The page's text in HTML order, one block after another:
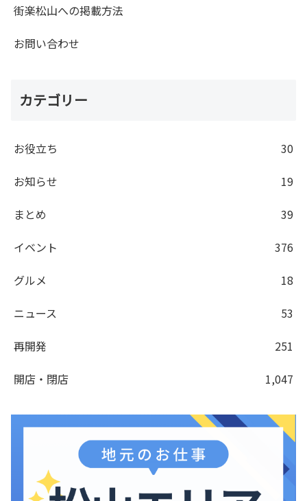
街楽松山への掲載方法
お問い合わせ
カテゴリー
お役立ち
30
お知らせ
19
まとめ
39
イベント
376
グルメ
18
ニュース
53
再開発
251
開店・閉店
1,047